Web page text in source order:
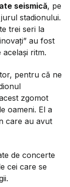
seismică, pe
stadionului.
trei seri la
au fost
același ritm.
pentru că ne
zgomot
oameni. El a
care au avut
de concerte
cei care se